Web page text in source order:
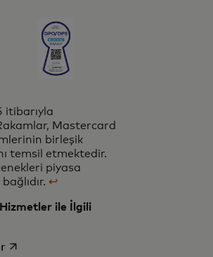
itibarıyla
Mastercard
birleşik
temsil etmektedir.
piyasa
↩
Hizmetler ile İlgili
opens in a new tab